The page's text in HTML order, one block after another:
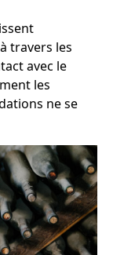
travers les
avec le
les
ne se